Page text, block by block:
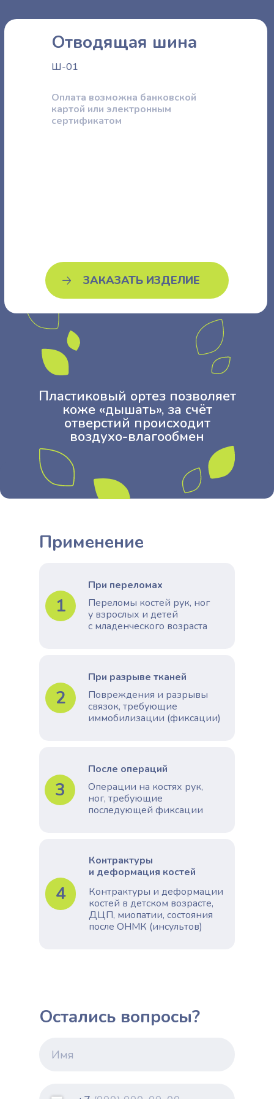
ЗАКАЗАТЬ ИЗДЕЛИЕ
Ш-01
Отводящая шина
Оплата возможна банковской
картой или электронным
сертификатом
Пластиковый ортез позволяет
коже «дышать», за счёт
отверстий происходит
воздухо-влагообмен
Применение
При переломах
Переломы костей рук, ног
у взрослых и детей
с младенческого возраста
1
При разрыве тканей
Повреждения и разрывы
связок, требующие
иммобилизации (фиксации)
2
После операций
Операции на костях рук,
ног, требующие
последующей фиксации
3
Контрактуры
и деформация костей
Контрактуры и деформации
костей в детском возрасте,
ДЦП, миопатии, состояния
после ОНМК (инсультов)
4
Остались вопросы?